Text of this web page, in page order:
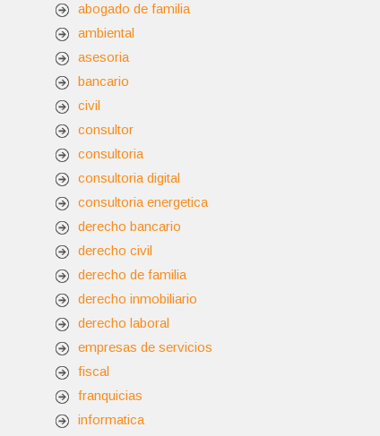
abogado de familia
ambiental
asesoria
bancario
civil
consultor
consultoria
consultoria digital
consultoria energetica
derecho bancario
derecho civil
derecho de familia
derecho inmobiliario
derecho laboral
empresas de servicios
fiscal
franquicias
informatica